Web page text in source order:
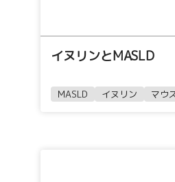
イヌリンとMASLD
MASLD イヌリン マウ